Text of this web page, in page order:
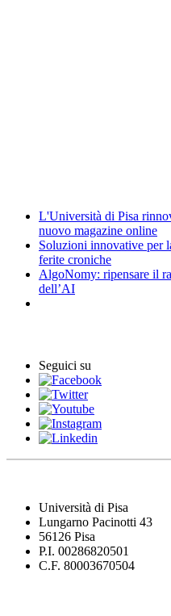
L'Università di Pisa
nuovo magazine online
Soluzioni innovative per
ferite croniche
AlgoNomy: ripensare il
dell’AI
Seguici su
Università di Pisa
Lungarno Pacinotti 43
56126 Pisa
P.I. 00286820501
C.F. 80003670504